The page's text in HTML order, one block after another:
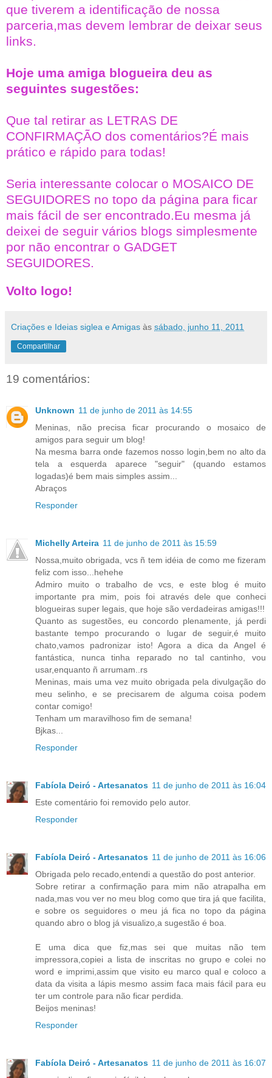
que tiverem a identificação de nossa
parceria,mas devem lembrar de deixar seus
links.
Hoje uma amiga blogueira deu as
seguintes sugestões:
Que tal retirar as LETRAS DE
CONFIRMAÇÃO dos comentários?É mais
prático e rápido para todas!
Seria interessante colocar o MOSAICO DE
SEGUIDORES no topo da página para ficar
mais fácil de ser encontrado.Eu mesma já
deixei de seguir vários blogs simplesmente
por não encontrar o GADGET
SEGUIDORES.
Volto logo!
Criações e Ideias siglea e Amigas às sábado, junho 11, 2011
Compartilhar
19 comentários:
Unknown 11 de junho de 2011 às 14:55
Meninas, não precisa ficar procurando o mosaico de
amigos para seguir um blog!
Na mesma barra onde fazemos nosso login,bem no alto da
tela a esquerda aparece "seguir" (quando estamos
logadas)é bem mais simples assim...
Abraços
Responder
Michelly Arteira 11 de junho de 2011 às 15:59
Nossa,muito obrigada, vcs ñ tem idéia de como me fizeram
feliz com isso...hehehe
Admiro muito o trabalho de vcs, e este blog é muito
importante pra mim, pois foi através dele que conheci
blogueiras super legais, que hoje são verdadeiras amigas!!!
Quanto as sugestões, eu concordo plenamente, já perdi
bastante tempo procurando o lugar de seguir,é muito
chato,vamos padronizar isto! Agora a dica da Angel é
fantástica, nunca tinha reparado no tal cantinho, vou
usar,enquanto ñ arrumam..rs
Meninas, mais uma vez muito obrigada pela divulgação do
meu selinho, e se precisarem de alguma coisa podem
contar comigo!
Tenham um maravilhoso fim de semana!
Bjkas...
Responder
Fabíola Deiró - Artesanatos 11 de junho de 2011 às 16:04
Este comentário foi removido pelo autor.
Responder
Fabíola Deiró - Artesanatos 11 de junho de 2011 às 16:06
Obrigada pelo recado,entendi a questão do post anterior.
Sobre retirar a confirmação para mim não atrapalha em
nada,mas vou ver no meu blog como que tira já que facilita,
e sobre os seguidores o meu já fica no topo da página
quando abro o blog já visualizo,a sugestão é boa.
E uma dica que fiz,mas sei que muitas não tem
impressora,copiei a lista de inscritas no grupo e colei no
word e imprimi,assim que visito eu marco qual e coloco a
data da visita a lápis mesmo assim faca mais fácil para eu
ter um controle para não ficar perdida.
Beijos meninas!
Responder
Fabíola Deiró - Artesanatos 11 de junho de 2011 às 16:07